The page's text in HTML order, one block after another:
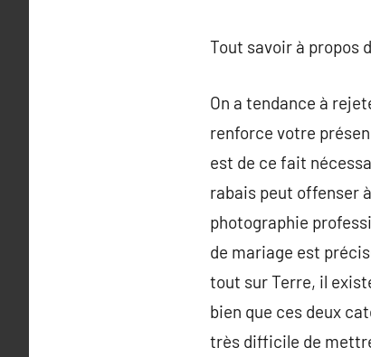
Tout savoir à propos
On a tendance à
renforce votre
est de ce fait
rabais peut offenser
photographie
de mariage est
tout sur Terre, il
bien que ces deux
très difficile de